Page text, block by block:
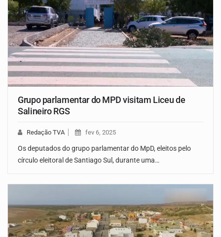
Grupo parlamentar do MPD visitam Liceu de
Salineiro RGS
Redação TVA fev 6, 2025
Os deputados do grupo parlamentar do MpD, eleitos pelo
círculo eleitoral de Santiago Sul, durante uma…